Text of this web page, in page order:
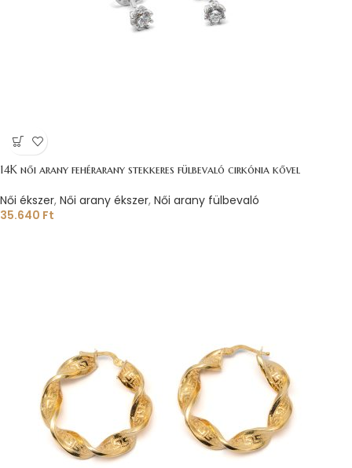
14K női arany fehérarany stekkeres fülbevaló cirkónia kővel
Női ékszer, Női arany ékszer, Női arany fülbevaló
35.640 Ft